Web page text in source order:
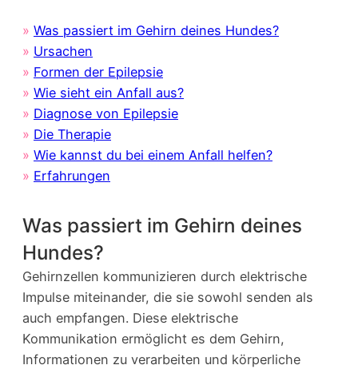
» Was passiert im Gehirn deines Hundes?
» Ursachen
» Formen der Epilepsie
» Wie sieht ein Anfall aus?
» Diagnose von Epilepsie
» Die Therapie
» Wie kannst du bei einem Anfall helfen?
» Erfahrungen
Was passiert im Gehirn deines
Hundes?
Gehirnzellen kommunizieren durch elektrische
Impulse miteinander, die sie sowohl senden als
auch empfangen. Diese elektrische
Kommunikation ermöglicht es dem Gehirn,
Informationen zu verarbeiten und körperliche